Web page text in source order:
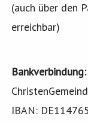
(auch über den
erreichbar)
Bankverbindung:
IBAN: